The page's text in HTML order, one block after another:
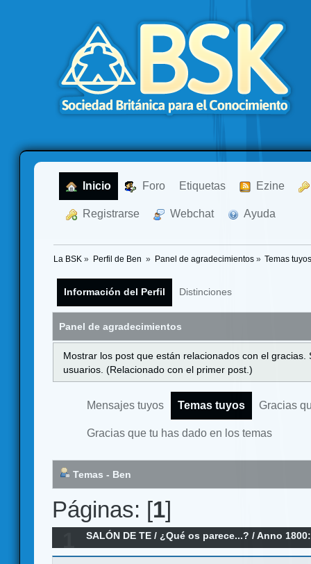
Inicio Foro Etiquetas Ezine
Registrarse Webchat Ayuda
La BSK » Perfil de Ben » Panel de agradecimientos» Temas
Información del Perfil Distinciones
Panel de agradecimientos
Mostrar los post que están relacionados con el
usuarios. (Relacionado con el primer post.)
Mensajes tuyos Temas tuyos Gracias
Gracias que tu has dado en los temas
Temas - Ben
Páginas: [1]
SALÓN DE TE /¿Qué os parece...? /Anno